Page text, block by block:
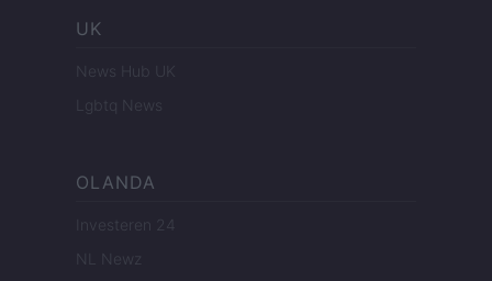
UK
News Hub UK
Lgbtq News
OLANDA
Investeren 24
NL Newz